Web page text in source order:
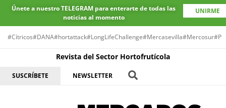
Únete a nuestro TELEGRAM para enterarte de todas las
noticias al momento
UNIRME
#Cítricos#DANA#hortattack#LongLifeChallenge#Mercasevilla#Mercosur
Revista del Sector Hortofrutícola
SUSCRÍBETE NEWSLETTER